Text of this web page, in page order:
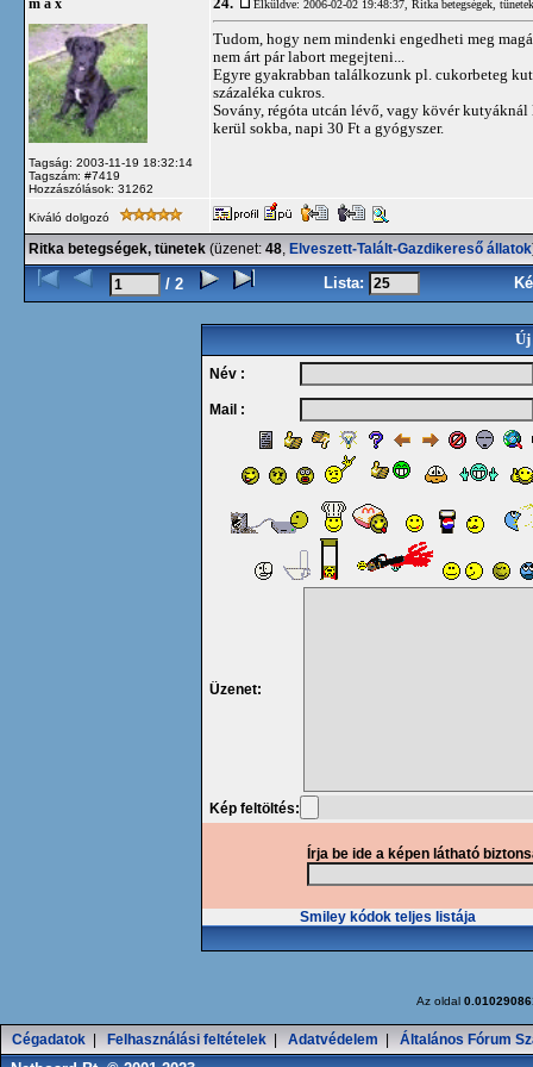
m a x
Tagság: 2003-11-19 18:32:14
Tagszám: #7419
Hozzászólások: 31262
24. Elküldve: 2006-02-02 19:48:37, Ritka betegségek, tünetek
Tudom, hogy nem mindenki engedheti meg
nem árt pár labort megejteni...
Egyre gyakrabban találkozunk pl. cukorbeteg
százaléka cukros.
Sovány, régóta utcán lévő, vagy kövér kutyáknál
kerül sokba, napi 30 Ft a gyógyszer.
Kiváló dolgozó
Ritka betegségek, tünetek (üzenet: 48, Elveszett-Talált-Gazdikereső állatok
/ 2 Lista:
Új
Név :
Mail :
Üzenet:
Kép feltöltés:
Írja be ide a képen látható
Smiley kódok teljes listája
Az oldal
Cégadatok Felhasználási feltételek Adatvédelem Általános Fórum